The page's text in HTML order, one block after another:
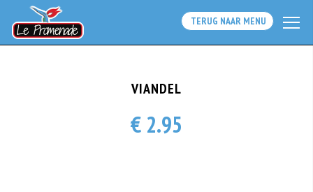
TERUG NAAR MENU
VIANDEL
€ 2.95